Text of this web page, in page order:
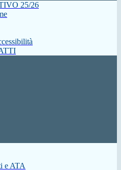
25/26
e ATA